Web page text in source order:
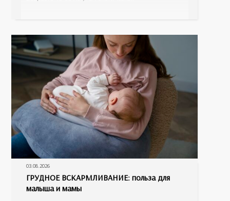
03.08.2026
ГРУДНОЕ ВСКАРМЛИВАНИЕ: польза для
малыша и мамы